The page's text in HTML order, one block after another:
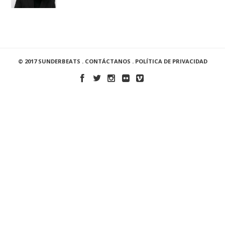
© 2017 SUNDERBEATS . CONTÁCTANOS . POLÍTICA DE PRIVACIDAD